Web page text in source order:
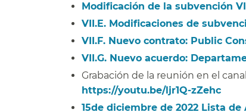
Modificación de la subvención
VII.E. Modificaciones de
VII.F. Nuevo contrato: Public
VII.G. Nuevo acuerdo:
Grabación de la reunión en el
https://youtu.be/ljr1Q-zZehc
15de diciembre de 2022 Lista de